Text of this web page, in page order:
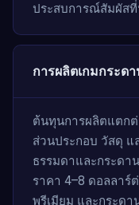
ประสบการณ์สัมผัส
การผลิตเกมกระด
ต้นทุนการผลิตแตก
ส่วนประกอบ วัสดุ แ
ธรรมดาและกระดา
ราคา 4–8 ดอลลาร์
พรีเมียม และกระด